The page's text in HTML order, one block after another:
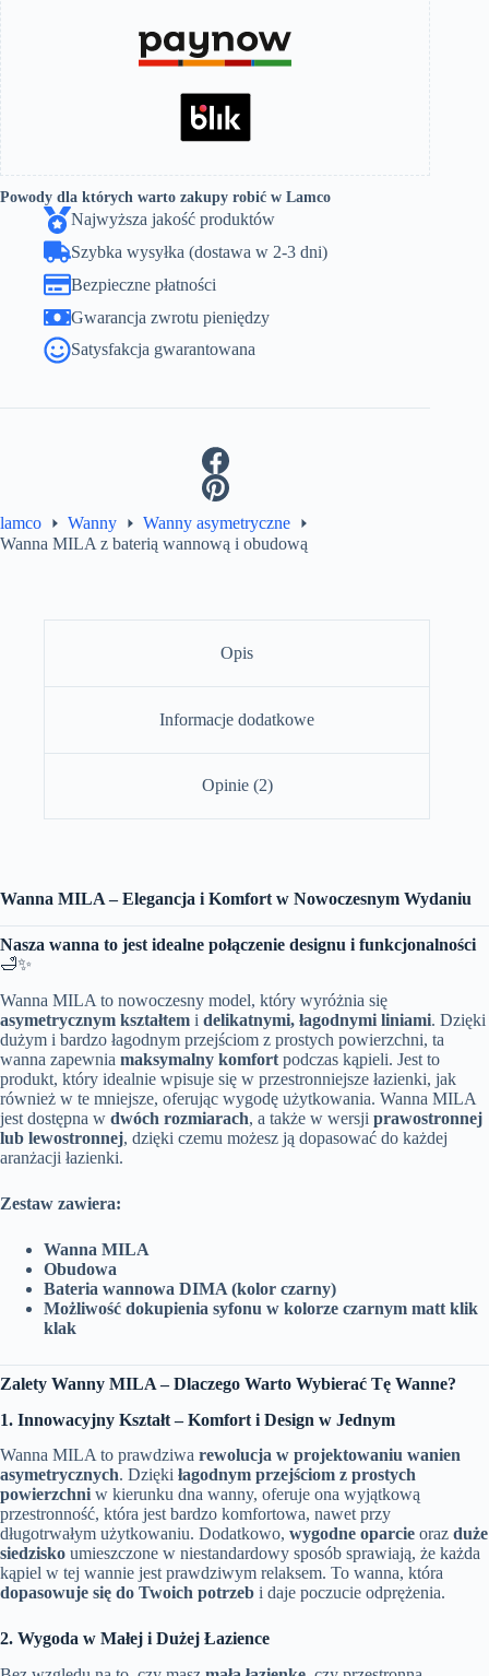
Powody dla których warto zakupy robić w Lamco
Najwyższa jakość produktów
Szybka wysyłka (dostawa w 2-3 dni)
Bezpieczne płatności
Gwarancja zwrotu pieniędzy
Satysfakcja gwarantowana
lamco Wanny
Wanny asymetryczne
Wanna MILA z baterią wannową i obudową
Opis
Informacje dodatkowe
Opinie (2)
Wanna MILA – Elegancja i Komfort w Nowoczesnym Wydaniu
Nasza wanna to jest idealne połączenie designu i funkcjonalności
🛁✨
Wanna MILA to nowoczesny model, który wyróżnia się
asymetrycznym kształtem i delikatnymi, łagodnymi liniami. Dzięki
dużym i bardzo łagodnym przejściom z prostych powierzchni, ta
wanna zapewnia maksymalny komfort podczas kąpieli. Jest to
produkt, który idealnie wpisuje się w przestronniejsze łazienki, jak
również w te mniejsze, oferując wygodę użytkowania. Wanna MILA
jest dostępna w dwóch rozmiarach, a także w wersji prawostronnej
lub lewostronnej, dzięki czemu możesz ją dopasować do każdej
aranżacji łazienki.
Zestaw zawiera:
Wanna MILA
Obudowa
Bateria wannowa DIMA (kolor czarny)
Możliwość dokupienia syfonu w kolorze czarnym matt klik
klak
Zalety Wanny MILA – Dlaczego Warto Wybierać Tę Wanne?
1. Innowacyjny Kształt – Komfort i Design w Jednym
Wanna MILA to prawdziwa rewolucja w projektowaniu wanien
asymetrycznych. Dzięki łagodnym przejściom z prostych
powierzchni w kierunku dna wanny, oferuje ona wyjątkową
przestronność, która jest bardzo komfortowa, nawet przy
długotrwałym użytkowaniu. Dodatkowo, wygodne oparcie oraz duże
siedzisko umieszczone w niestandardowy sposób sprawiają, że każda
kąpiel w tej wannie jest prawdziwym relaksem. To wanna, która
dopasowuje się do Twoich potrzeb i daje poczucie odprężenia.
2. Wygoda w Małej i Dużej Łazience